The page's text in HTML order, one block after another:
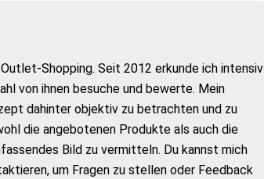
Shopping. Seit 2012 erkunde ich intensiv
von ihnen besuche und bewerte. Mein
dahinter objektiv zu betrachten und zu
die angebotenen Produkte als auch die
Bild zu vermitteln. Du kannst mich
um Fragen zu stellen oder Feedback